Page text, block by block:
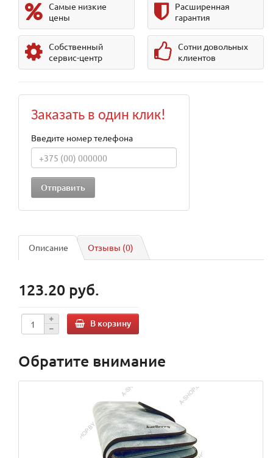
Самые низкие
цены
Расширенная
гарантия
Собственный
сервис-центр
Сотни довольных
клиентов
Заказать в один клик!
Введите номер телефона
Описание Отзывы (0)
123.20 руб.
В корзину
Обратите внимание